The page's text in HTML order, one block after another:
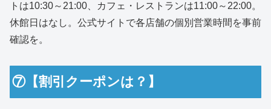
トは10:30～21:00、カフェ・レストランは11:00～22:00。
休館日はなし。公式サイトで各店舗の個別営業時間を事前
確認を。
⑦【割引クーポンは？】